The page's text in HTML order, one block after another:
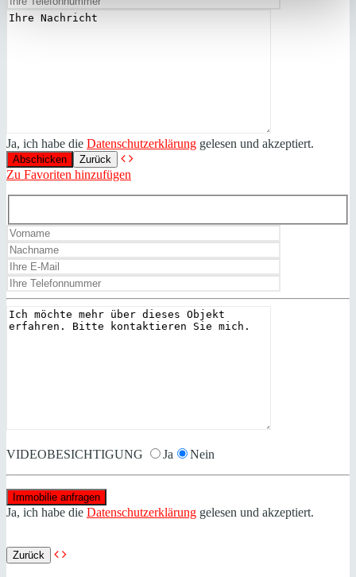
Ja, ich habe die Datenschutzerklärung gelesen und akzeptiert.
Zurück
Zu Favoriten hinzufügen
VIDEOBESICHTIGUNG Ja Nein
Ja, ich habe die Datenschutzerklärung gelesen und akzeptiert.
Zurück